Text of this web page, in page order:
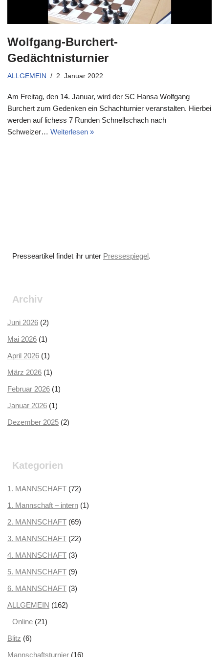
Wolfgang-Burchert-
Gedächtnisturnier
ALLGEMEIN 2. Januar 2022
Am Freitag, den 14. Januar, wird der SC Hansa Wolfgang
Burchert zum Gedenken ein Schachturnier veranstalten. Hierbei
werden auf lichess 7 Runden Schnellschach nach
Schweizer… Weiterlesen »
Presseartikel findet ihr unter Pressespiegel.
Archiv
Juni 2026 (2)
Mai 2026 (1)
April 2026 (1)
März 2026 (1)
Februar 2026 (1)
Januar 2026 (1)
Dezember 2025 (2)
August 2025
Juli 2025(3)
Juni 2025(1)
Mai 2025(1)
April 2025(3)
März 2025(3)
Februar 2025(2)
Januar 2025(2)
Dezember 2024(3)
November 2024
Oktober 2024
September 2024(1)
Kategorien
1. MANNSCHAFT (72)
1. Mannschaft – intern (1)
2. MANNSCHAFT (69)
3. MANNSCHAFT (22)
4. MANNSCHAFT (3)
5. MANNSCHAFT (9)
6. MANNSCHAFT (3)
ALLGEMEIN (162)
Online (21)
Blitz (6)
Mannschaftsturnier (16)